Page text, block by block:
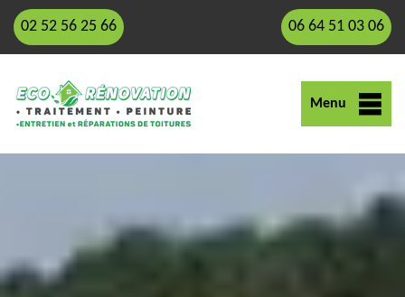
02 52 56 25 66 06 64 51 03 06
Menu